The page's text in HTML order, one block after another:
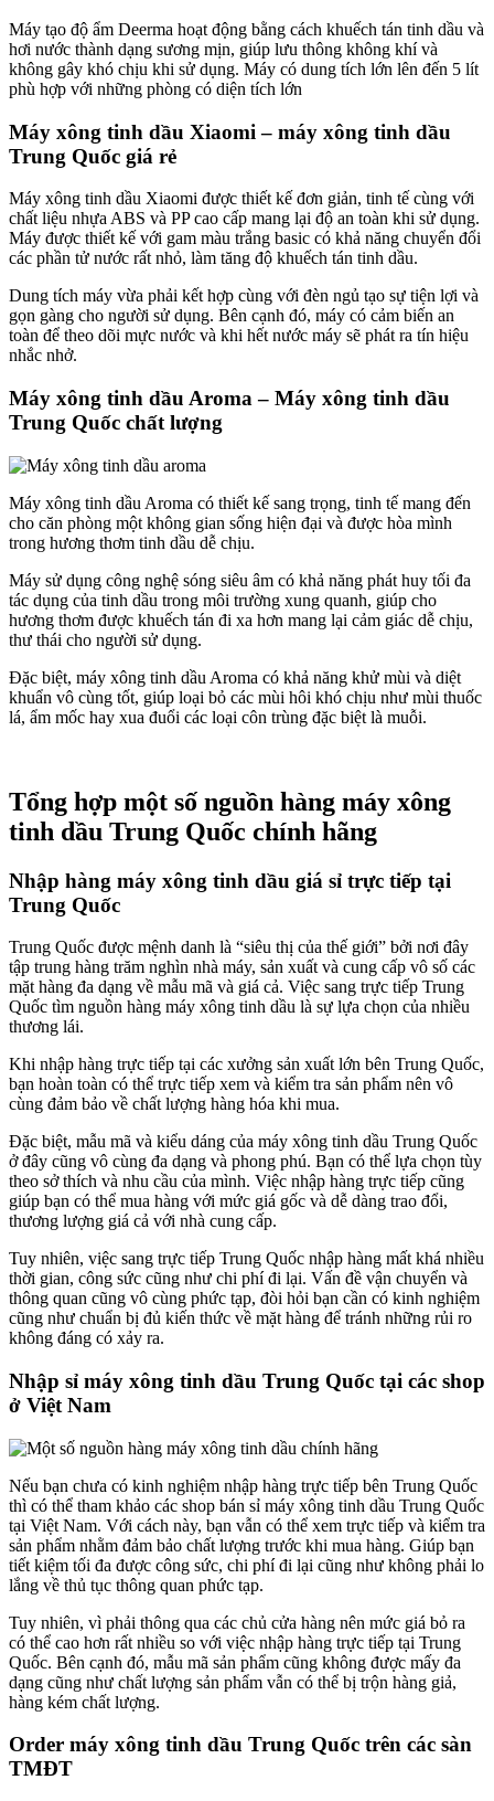
Máy tạo độ ẩm Deerma hoạt động bằng cách khuếch tán tinh dầu và
hơi nước thành dạng sương mịn, giúp lưu thông không khí và
không gây khó chịu khi sử dụng. Máy có dung tích lớn lên đến 5 lít
phù hợp với những phòng có diện tích lớn
Máy xông tinh dầu Xiaomi – máy xông tinh dầu
Trung Quốc giá rẻ
Máy xông tinh dầu Xiaomi được thiết kế đơn giản, tinh tế cùng với
chất liệu nhựa ABS và PP cao cấp mang lại độ an toàn khi sử dụng.
Máy được thiết kế với gam màu trắng basic có khả năng chuyển đổi
các phần tử nước rất nhỏ, làm tăng độ khuếch tán tinh dầu.
Dung tích máy vừa phải kết hợp cùng với đèn ngủ tạo sự tiện lợi và
gọn gàng cho người sử dụng. Bên cạnh đó, máy có cảm biến an
toàn để theo dõi mực nước và khi hết nước máy sẽ phát ra tín hiệu
nhắc nhở.
Máy xông tinh dầu Aroma – Máy xông tinh dầu
Trung Quốc chất lượng
Máy xông tinh dầu Aroma có thiết kế sang trọng, tinh tế mang đến
cho căn phòng một không gian sống hiện đại và được hòa mình
trong hương thơm tinh dầu dễ chịu.
Máy sử dụng công nghệ sóng siêu âm có khả năng phát huy tối đa
tác dụng của tinh dầu trong môi trường xung quanh, giúp cho
hương thơm được khuếch tán đi xa hơn mang lại cảm giác dễ chịu,
thư thái cho người sử dụng.
Đặc biệt, máy xông tinh dầu Aroma có khả năng khử mùi và diệt
khuẩn vô cùng tốt, giúp loại bỏ các mùi hôi khó chịu như mùi thuốc
lá, ẩm mốc hay xua đuổi các loại côn trùng đặc biệt là muỗi.
Tổng hợp một số nguồn hàng máy xông
tinh dầu Trung Quốc chính hãng
Nhập hàng máy xông tinh dầu giá sỉ trực tiếp tại
Trung Quốc
Trung Quốc được mệnh danh là “siêu thị của thế giới” bởi nơi đây
tập trung hàng trăm nghìn nhà máy, sản xuất và cung cấp vô số các
mặt hàng đa dạng về mẫu mã và giá cả. Việc sang trực tiếp Trung
Quốc tìm nguồn hàng máy xông tinh dầu là sự lựa chọn của nhiều
thương lái.
Khi nhập hàng trực tiếp tại các xưởng sản xuất lớn bên Trung Quốc,
bạn hoàn toàn có thể trực tiếp xem và kiểm tra sản phẩm nên vô
cùng đảm bảo về chất lượng hàng hóa khi mua.
Đặc biệt, mẫu mã và kiểu dáng của máy xông tinh dầu Trung Quốc
ở đây cũng vô cùng đa dạng và phong phú. Bạn có thể lựa chọn tùy
theo sở thích và nhu cầu của mình. Việc nhập hàng trực tiếp cũng
giúp bạn có thể mua hàng với mức giá gốc và dễ dàng trao đổi,
thương lượng giá cả với nhà cung cấp.
Tuy nhiên, việc sang trực tiếp Trung Quốc nhập hàng mất khá nhiều
thời gian, công sức cũng như chi phí đi lại. Vấn đề vận chuyển và
thông quan cũng vô cùng phức tạp, đòi hỏi bạn cần có kinh nghiệm
cũng như chuẩn bị đủ kiến thức về mặt hàng để tránh những rủi ro
không đáng có xảy ra.
Nhập sỉ máy xông tinh dầu Trung Quốc tại các shop
ở Việt Nam
Nếu bạn chưa có kinh nghiệm nhập hàng trực tiếp bên Trung Quốc
thì có thể tham khảo các shop bán sỉ máy xông tinh dầu Trung Quốc
tại Việt Nam. Với cách này, bạn vẫn có thể xem trực tiếp và kiểm tra
sản phẩm nhằm đảm bảo chất lượng trước khi mua hàng. Giúp bạn
tiết kiệm tối đa được công sức, chi phí đi lại cũng như không phải lo
lắng về thủ tục thông quan phức tạp.
Tuy nhiên, vì phải thông qua các chủ cửa hàng nên mức giá bỏ ra
có thể cao hơn rất nhiều so với việc nhập hàng trực tiếp tại Trung
Quốc. Bên cạnh đó, mẫu mã sản phẩm cũng không được mấy đa
dạng cũng như chất lượng sản phẩm vẫn có thể bị trộn hàng giả,
hàng kém chất lượng.
Order máy xông tinh dầu Trung Quốc trên các sàn
TMĐT